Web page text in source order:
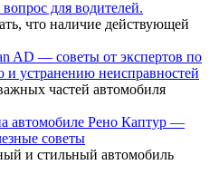
для водителей.
что наличие действующей
AD — советы от экспертов по
устранению неисправностей
частей автомобиля
автомобиле Рено Каптур —
советы
и стильный автомобиль